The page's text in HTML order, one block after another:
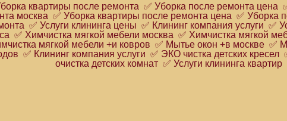
квартиры после ремонта ✅ Уборка после ремонта цена
москва ✅ Уборка квартиры после ремонта цена ✅ Уборка
✅ Услуги клининга цены ✅ Клининг компания услуги ✅
✅ Химчистка мягкой мебели москва ✅ Химчистка мягкой
мягкой мебели +и ковров ✅ Мытье окон +в москве ✅
✅ Клининг компания услуги ✅ ЭКО чистка детских кресел
очистка детских комнат ✅ Услуги клининга квартир